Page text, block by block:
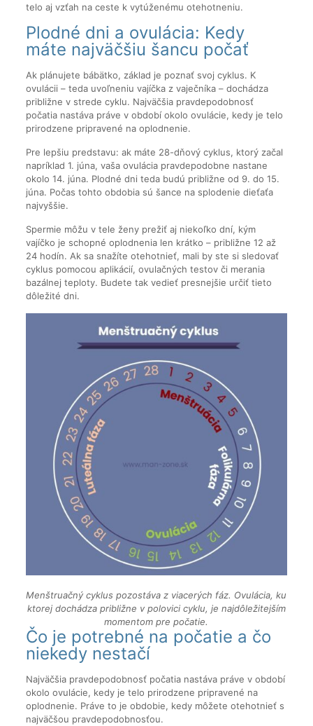
telo aj vzťah na ceste k vytúženému otehotneniu.
Plodné dni a ovulácia: Kedy
máte najväčšiu šancu počať
Ak plánujete bábätko, základ je poznať svoj cyklus. K
ovulácii – teda uvoľneniu vajíčka z vaječníka – dochádza
približne v strede cyklu. Najväčšia pravdepodobnosť
počatia nastáva práve v období okolo ovulácie, kedy je telo
prirodzene pripravené na oplodnenie.
Pre lepšiu predstavu: ak máte 28-dňový cyklus, ktorý začal
napríklad 1. júna, vaša ovulácia pravdepodobne nastane
okolo 14. júna. Plodné dni teda budú približne od 9. do 15.
júna. Počas tohto obdobia sú šance na splodenie dieťaťa
najvyššie.
Spermie môžu v tele ženy prežiť aj niekoľko dní, kým
vajíčko je schopné oplodnenia len krátko – približne 12 až
24 hodín. Ak sa snažíte otehotnieť, mali by ste si sledovať
cyklus pomocou aplikácií, ovulačných testov či merania
bazálnej teploty. Budete tak vedieť presnejšie určiť tieto
dôležité dni.
Menštruačný cyklus pozostáva z viacerých fáz. Ovulácia, ku
ktorej dochádza približne v polovici cyklu, je najdôležitejším
momentom pre počatie.
Čo je potrebné na počatie a čo
niekedy nestačí
Najväčšia pravdepodobnosť počatia nastáva práve v období
okolo ovulácie, kedy je telo prirodzene pripravené na
oplodnenie. Práve to je obdobie, kedy môžete otehotnieť s
najväčšou pravdepodobnosťou.